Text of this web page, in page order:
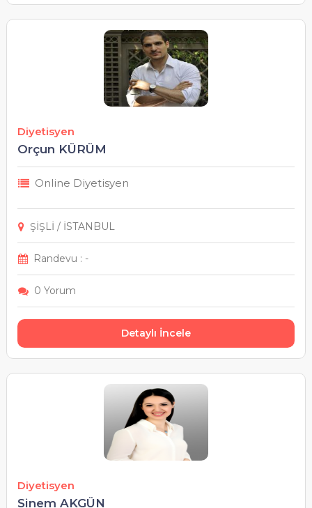
Diyetisyen
Orçun KÜRÜM
Online Diyetisyen
ŞİŞLİ / İSTANBUL
Randevu : -
0 Yorum
Detaylı İncele
Diyetisyen
Sinem AKGÜN